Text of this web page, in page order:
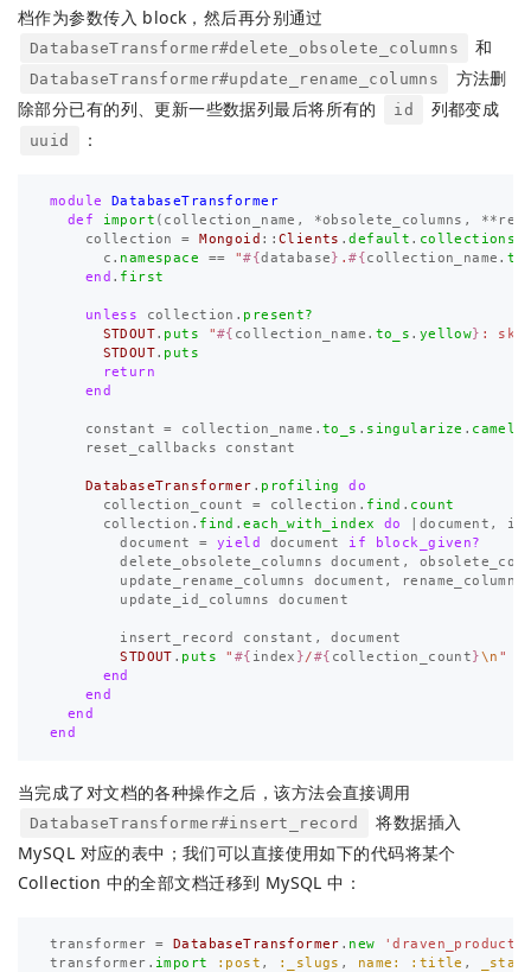
档作为参数传入 block，然后再分别通过
DatabaseTransformer#delete_obsolete_columns 和
DatabaseTransformer#update_rename_columns
方法删
除部分已有的列、更新一些数据列最后将所有的
id 列都变成
uuid ：
module
DatabaseTransformer
def
import ( collection_name , *obsolete_columns , **
collection
= Mongoid :: Clients .default . collections
c . namespace == "#{database } .#{ collection_name .
end . first
unless collection . present?
STDOUT. puts "#{ collection_name . to_s . yellow} :
STDOUT. puts
return
end
constant = collection_name .to_s . singularize .
reset_callbacks
constant
DatabaseTransformer . profiling
do
collection_count
= collection . find . count
collection . find .each_with_index do document ,
document
= yield document if
block_given?
delete_obsolete_columns
document ,
update_rename_columns
document ,
rename_columns
update_id_columns
document
insert_record constant ,
document
STDOUT . puts " #{ index }/#{ collection_count }\n "
end
end
end
end
当完成了对文档的各种操作之后，该方法会直接调用
DatabaseTransformer#insert_record
将数据插入
MySQL 对应的表中；我们可以直接使用如下的代码将某个
Collection 中的全部文档迁移到 MySQL 中：
transformer = DatabaseTransformer . new
transformer . import :post , :_slugs , name: :title ,